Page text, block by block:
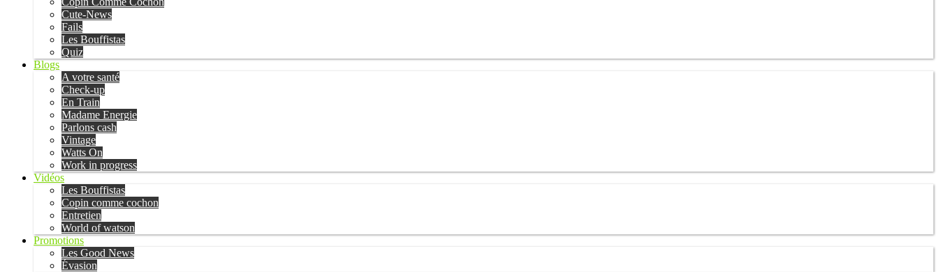
Cute-News
Fails
Les Bouffistas
Quiz
Blogs
A votre santé
Check-up
En Train
Madame Energie
Parlons cash
Vintage
Watts On
Work in progress
Vidéos
Les Bouffistas
Copin comme cochon
Entretien
World of watson
Promotions
Les Good News
Évasion